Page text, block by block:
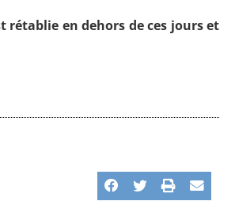
rétablie en dehors de ces jours et